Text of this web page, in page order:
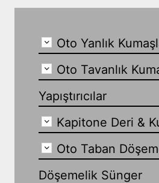
Oto Yanlık
Oto Tavanlık
Yapıştırıcılar
Kapitone Deri &
Oto Taban
Döşemelik Sünger